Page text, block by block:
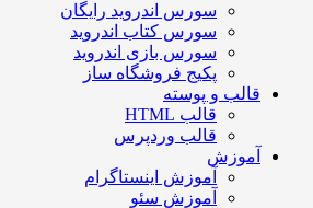
سورس اندروید رایگان
سورس کتاب اندروید
سورس بازی اندروید
پکیج فروشگاه ساز
قالب و پوسته
قالب HTML
قالب وردپرس
آموزش
آموزش اینستاگرام
آموزش سئو